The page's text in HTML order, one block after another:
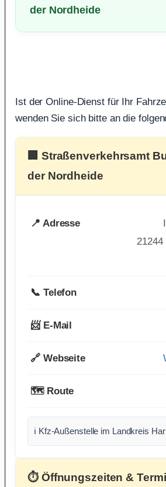
der Nordheide
Ist der Online-Dienst für Ihr
wenden Sie sich bitte an die
🏢 Straßenverkehrsamt
der Nordheide
📍 Adresse
📞 Telefon
📨 E-Mail
🔗 Webseite
🗺️ Route
ℹ️ Kfz-Außenstelle im Landkreis
⏱ Öffnungszeiten &